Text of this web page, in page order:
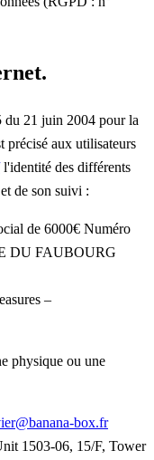
du 21 juin 2004 pour la
précisé aux utilisateurs
l'identité des différents
de son suivi :
de 6000€ Numéro
DU FAUBOURG
–
physique ou une
box.fr
1503-06, 15/F, Tower